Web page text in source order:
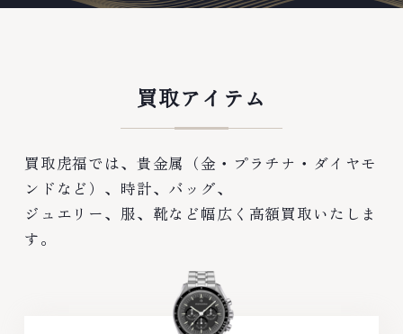
買取アイテム
買取虎福では、貴金属（金・プラチナ・ダイヤモ
ンドなど）、時計、バッグ、
ジュエリー、服、靴など幅広く高額買取いたしま
す。